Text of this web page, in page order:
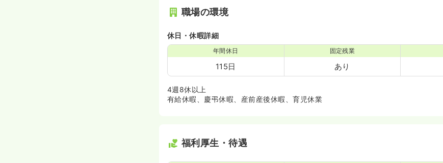
職場の環境
休日・休暇詳細
年間休日
115日
固定残業
あり
4週8休以上
有給休暇、慶弔休暇、産前産後休暇、育児休業
福利厚生・待遇